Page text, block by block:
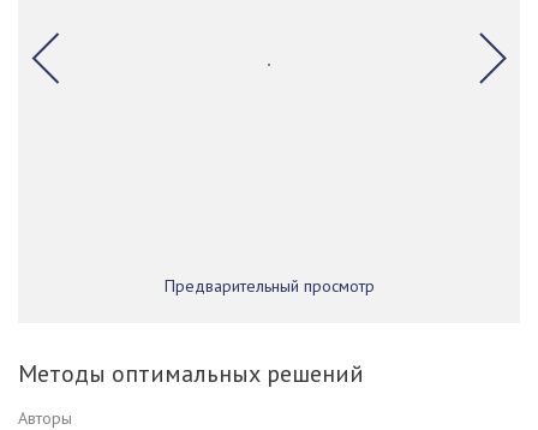
Предварительный просмотр
Методы оптимальных решений
Авторы